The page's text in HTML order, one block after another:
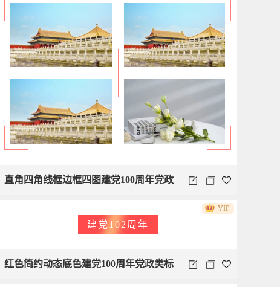
直角四角线框边框四图建党100周年党政
建党102周年
红色简约动态底色建党100周年党政类标
VIP